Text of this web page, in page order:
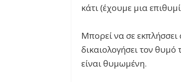
κάτι (έχουμε μια
Μπορεί να σε εκπλήσσει
δικαιολογήσει τον θυμό
είναι θυμωμένη.